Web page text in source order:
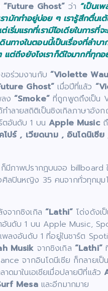
“Future Ghost” ว่า “เป็นเ
มักทำอยู่บ่อย ๆ เรารู้สึกตื่น
ริ่มแรกที่เรามีไอเดียในการ
นทางในตอนนี้เป็นเรื่องที่ลำบ
ถึงยังไงเราก็ดีใจมากที่ทุกอ
อร่วมงานกับ“Violette
Ghost” เมื่อปีที่แล้ว
ลง“Smoke” ที่ถูกพูดถึงเป็น
ทำลายสถิติเป็นซิงเกิลภาษาอั
ตอันดับ 1 บนApple Musicถึ
ร์ , เวียดนาม , อินโดนิเซีย
ก็มีภาพปรากฏบนจอ billboard
ลปินหญิง 35 คนจากทั่วทุกมุมโ
งจากซิงเกิล“Lathi” โด่งดังเ
อันดับ 1 บน Apple Music,
งอันดับ 1 ที่อยู่ในชาร์ต
Musik จากซิงเกิล “Lathi”
จากอินโดนีเซีย ก็กลา
าดมาในเอเชียเมื่อปลายปีที่แล้ว
Mesaและอีกมากมาย